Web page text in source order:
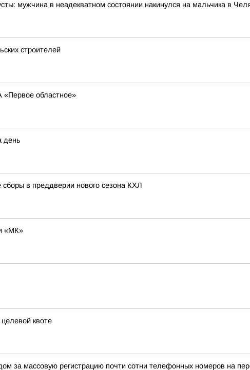
мужчина в неадекватном состоянии накинулся на мальчика в
строителей
«Первое областное»
день
в преддверии нового сезона КХЛ
«МК»
квоте
за массовую регистрацию почти сотни телефонных номеров на